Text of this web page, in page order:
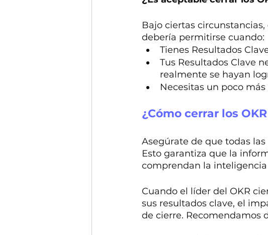
Bajo ciertas
debería permitirse cuando:
Tienes Resultados
Tus Resultados Clave
realmente se hayan
Necesitas un poco
¿Cómo cerrar los
Asegúrate de que todas
Esto garantiza que la
comprendan la
Cuando el líder del OKR
sus resultados clave, el
de cierre. Recomendamos